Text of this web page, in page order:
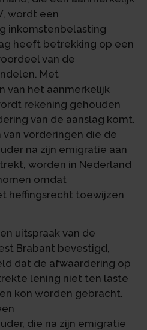
wordt een
inkomstenbelasting
heeft betrekking op een
van de
Met
van het aanmerkelijk
rekening gehouden
van de aanslag komt.
vorderingen die de
na zijn emigratie aan
worden in Nederland
omdat
heffingsrecht toewijzen
uitspraak van de
Brabant bevestigd,
dat de afwaardering op
lening niet ten laste
kon worden gebracht.
die na zijn emigratie